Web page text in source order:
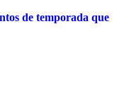
de temporada que